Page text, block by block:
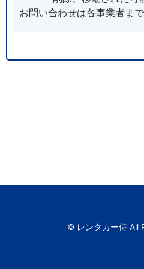
お問い合わせは各事業者ま
© レンタカー侍 All